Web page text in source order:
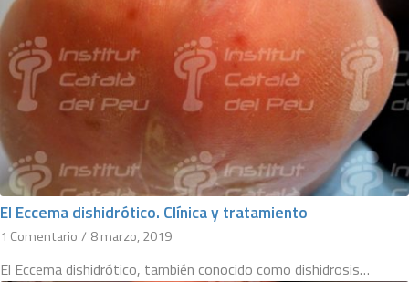
El Eccema dishidrótico. Clínica y tratamiento
1 Comentario / 8 marzo, 2019
El Eccema dishidrótico, también conocido como dishidrosis…